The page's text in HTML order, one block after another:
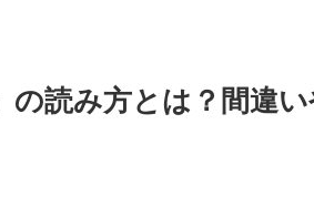
の読み方とは？間違